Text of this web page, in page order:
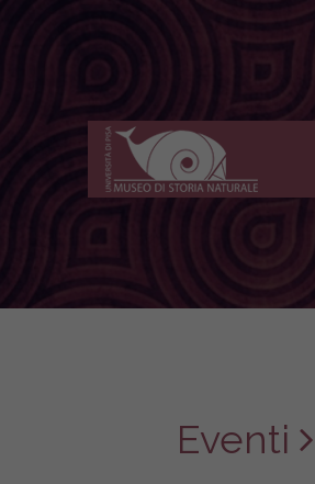
Museo
di
Storia
dell'Università
di
Eventi